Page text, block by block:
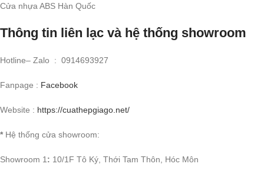
Cửa nhựa ABS Hàn Quốc
Thông tin liên lạc và hệ thống showroom
Hotline– Zalo : 0914693927
Fanpage : Facebook
Website : https://cuathepgiago.net/
* Hệ thống cửa showroom:
Showroom 1 : 10/1F Tô Ký, Thới Tam Thôn, Hóc Môn